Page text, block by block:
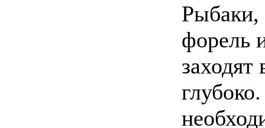
Рыбаки,
форель
заходят